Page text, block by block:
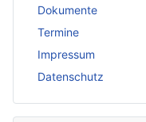
Dokumente
Termine
Impressum
Datenschutz